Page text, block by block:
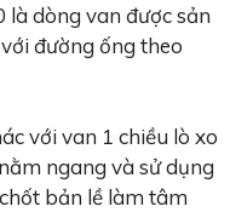
là dòng van được sản
đường ống theo
với van 1 chiều lò xo
ngang và sử dụng
bản lề làm tâm